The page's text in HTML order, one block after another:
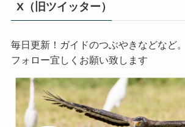
X（旧ツイッター）
毎日更新！ガイドのつぶやきなどなど。
フォロー宜しくお願い致します